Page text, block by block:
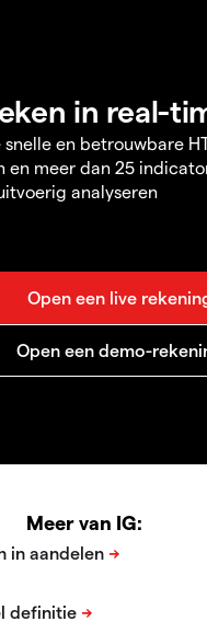
in real-
snelle en betrouwbare
en meer dan 25
analyseren
Meer van IG: